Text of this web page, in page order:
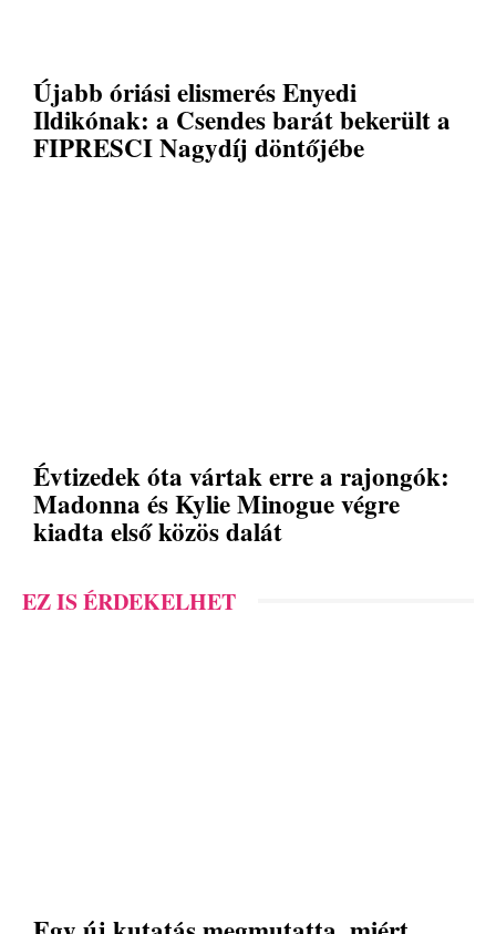
Újabb óriási elismerés Enyedi
Ildikónak: a Csendes barát bekerült a
FIPRESCI Nagydíj döntőjébe
Évtizedek óta vártak erre a rajongók:
Madonna és Kylie Minogue végre
kiadta első közös dalát
EZ IS ÉRDEKELHET